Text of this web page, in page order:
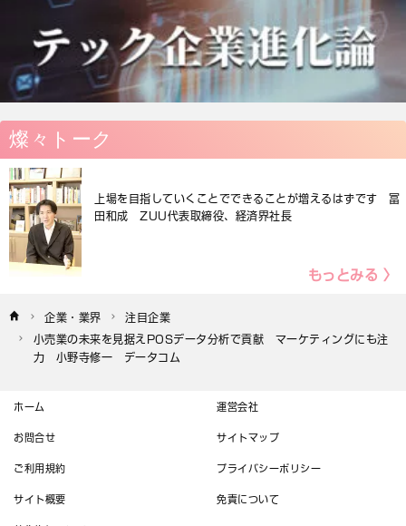
燦々トーク
上場を目指していくことでできることが増えるはずです 冨
田和成 ZUU代表取締役、経済界社長
もっとみる 〉
企業・業界
注目企業
小売業の未来を見据えPOSデータ分析で貢献　マーケティングにも注
力　小野寺修一　データコム
ホーム 運営会社
お問合せ サイトマップ
ご利用規約 プライバシーポリシー
サイト概要 免責について